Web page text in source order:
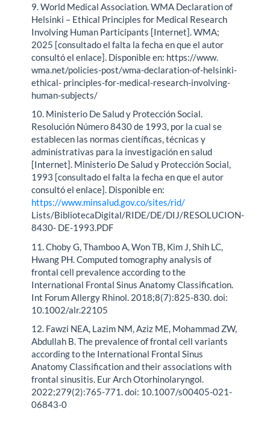
9. World Medical Association. WMA Declaration of
Helsinki – Ethical Principles for Medical Research
Involving Human Participants [Internet]. WMA;
2025 [consultado el falta la fecha en que el autor
consultó el enlace]. Disponible en: https://www.
wma.net/policies-post/wma-declaration-of-helsinki-
ethical- principles-for-medical-research-involving-
human-subjects/
10. Ministerio De Salud y Protección Social.
Resolución Número 8430 de 1993, por la cual se
establecen las normas científicas, técnicas y
administrativas para la investigación en salud
[Internet]. Ministerio De Salud y Protección Social,
1993 [consultado el falta la fecha en que el autor
consultó el enlace]. Disponible en:
https://www.minsalud.gov.co/sites/rid/
Lists/BibliotecaDigital/RIDE/DE/DIJ/RESOLUCION-
8430- DE-1993.PDF
11. Choby G, Thamboo A, Won TB, Kim J, Shih LC,
Hwang PH. Computed tomography analysis of
frontal cell prevalence according to the
International Frontal Sinus Anatomy Classification.
Int Forum Allergy Rhinol. 2018;8(7):825-830. doi:
10.1002/alr.22105
12. Fawzi NEA, Lazim NM, Aziz ME, Mohammad ZW,
Abdullah B. The prevalence of frontal cell variants
according to the International Frontal Sinus
Anatomy Classification and their associations with
frontal sinusitis. Eur Arch Otorhinolaryngol.
2022;279(2):765-771. doi: 10.1007/s00405-021-
06843-0